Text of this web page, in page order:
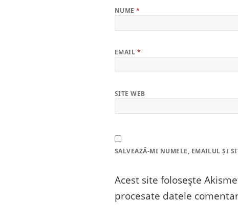
NUME*
EMAIL *
SITE WEB
SALVEAZĂ-MI NUMELE, EMAILUL ȘI
Acest site folosește
procesate datele